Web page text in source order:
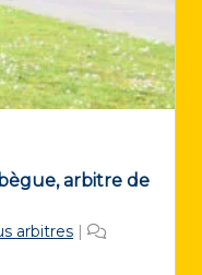
arbitre de
arbitres |